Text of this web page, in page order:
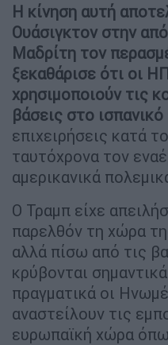
Η κίνηση αυτή
Ουάσιγκτον στην
Μαδρίτη τον
ξεκαθάρισε ότι οι
χρησιμοποιούν τις
βάσεις στο
επιχειρήσεις κατά
ταυτόχρονα τον
αμερικανικά
Ο Τραμπ είχε
παρελθόν τη χώρα
αλλά πίσω από τις
κρύβονται
πραγματικά οι
αναστείλουν τις
ευρωπαϊκή χώρα